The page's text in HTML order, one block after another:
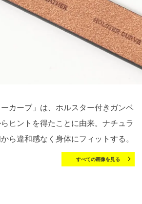
カーブ」は、ホルスター付きガンベ
ヒントを得たことに由来。ナチュラ
ら違和感なく身体にフィットする。
すべての画像を見る